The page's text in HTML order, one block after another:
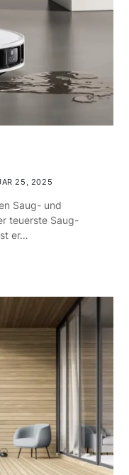
25, 2025
Saug- und
teuerste Saug-
er…